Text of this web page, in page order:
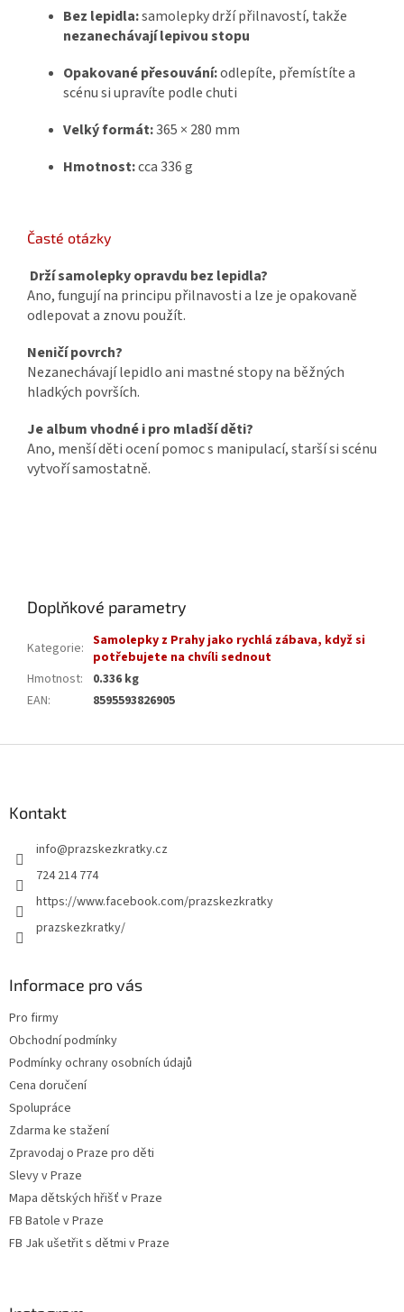
Bez lepidla:samolepky drží přilnavostí, takže
nezanechávají lepivou stopu
Opakované přesouvání:odlepíte, přemístíte a
scénu si upravíte podle chuti
Velký formát:365 × 280 mm
Hmotnost:cca 336 g
Časté otázky
Drží samolepky opravdu bez lepidla?
Ano, fungují na principu přilnavosti a lze je opakovaně
odlepovat a znovu použít.
Neničí povrch?
Nezanechávají lepidlo ani mastné stopy na běžných
hladkých površích.
Je album vhodné i pro mladší děti?
Ano, menší děti ocení pomoc s manipulací, starší si scénu
vytvoří samostatně.
Doplňkové parametry
Kategorie: Samolepky z Prahy jako rychlá zábava, když si
potřebujete na chvíli sednout
Hmotnost:
0.336 kg
EAN: 8595593826905
Kontakt
info@prazskezkratky.cz
724 214 774
https://www.facebook.com/prazskezkratky
prazskezkratky/
Informace pro vás
Pro firmy
Obchodní podmínky
Podmínky ochrany osobních údajů
Cena doručení
Spolupráce
Zdarma ke stažení
Zpravodaj o Praze pro děti
Slevy v Praze
Mapa dětských hřišť v Praze
FB Batole v Praze
FB Jak ušetřit s dětmi v Praze